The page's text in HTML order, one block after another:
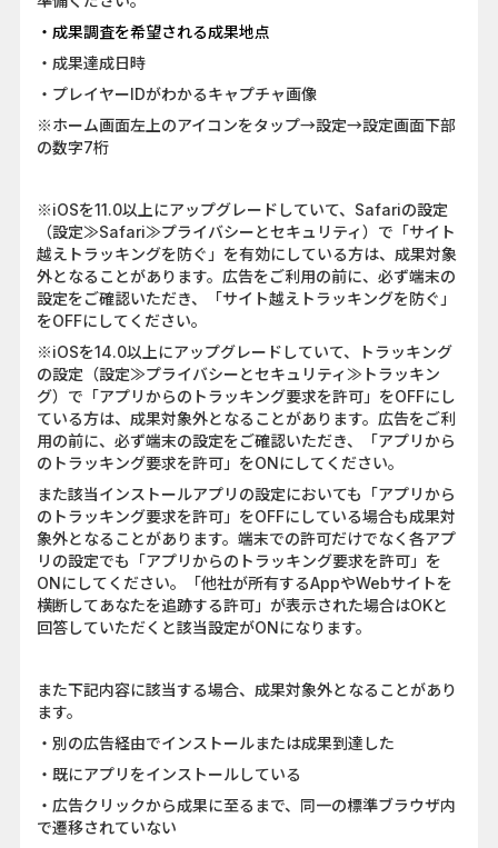
・成果調査を希望される成果地点
・成果達成日時
・プレイヤーIDがわかるキャプチャ画像
※ホーム画面左上のアイコンをタップ→設定→設定画面下部
の数字7桁
※iOSを11.0以上にアップグレードしていて、Safariの設定
（設定≫Safari≫プライバシーとセキュリティ）で「サイト
越えトラッキングを防ぐ」を有効にしている方は、成果対象
外となることがあります。広告をご利用の前に、必ず端末の
設定をご確認いただき、「サイト越えトラッキングを防ぐ」
をOFFにしてください。
※iOSを14.0以上にアップグレードしていて、トラッキング
の設定（設定≫プライバシーとセキュリティ≫トラッキン
グ）で「アプリからのトラッキング要求を許可」をOFFにし
ている方は、成果対象外となることがあります。広告をご利
用の前に、必ず端末の設定をご確認いただき、「アプリから
のトラッキング要求を許可」をONにしてください。
また該当インストールアプリの設定においても「アプリから
のトラッキング要求を許可」をOFFにしている場合も成果対
象外となることがあります。端末での許可だけでなく各アプ
リの設定でも「アプリからのトラッキング要求を許可」を
ONにしてください。「他社が所有するAppやWebサイトを
横断してあなたを追跡する許可」が表示された場合はOKと
回答していただくと該当設定がONになります。
また下記内容に該当する場合、成果対象外となることがあり
ます。
・別の広告経由でインストールまたは成果到達した
・既にアプリをインストールしている
・広告クリックから成果に至るまで、同一の標準ブラウザ内
で遷移されていない